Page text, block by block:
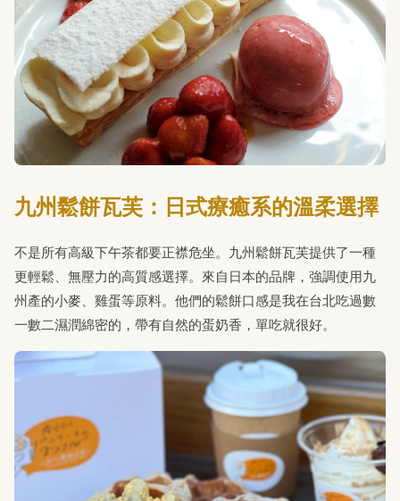
九州鬆餅瓦芙：日式療癒系的溫柔選擇
不是所有高級下午茶都要正襟危坐。九州鬆餅瓦芙提供了一種
更輕鬆、無壓力的高質感選擇。來自日本的品牌，強調使用九
州產的小麥、雞蛋等原料。他們的鬆餅口感是我在台北吃過數
一數二濕潤綿密的，帶有自然的蛋奶香，單吃就很好。